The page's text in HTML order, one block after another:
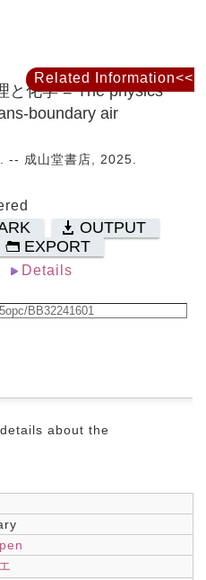
と化学 = The physics
boundary air
-- 成山堂書店, 2025.
OUTPUT
EXPORT
Details
about the
Related Information<<